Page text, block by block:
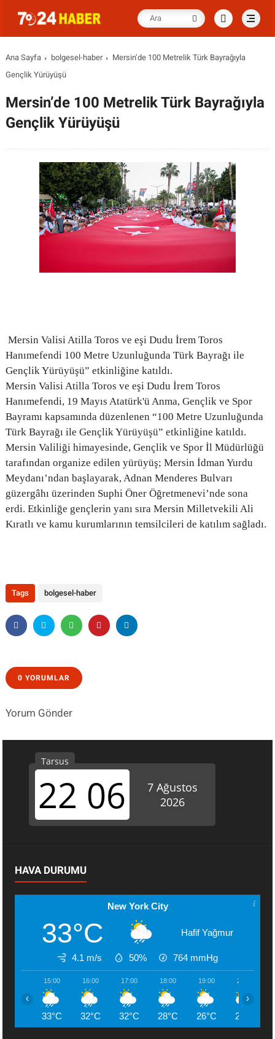
Ana Sayfa bolgesel-haber
Mersin’de 100 Metrelik Türk Bayrağıyla
Gençlik Yürüyüşü
Mersin’de 100 Metrelik Türk Bayrağıyla
Gençlik Yürüyüşü
Mersin Valisi Atilla Toros ve eşi Dudu İrem Toros
Hanımefendi 100 Metre Uzunluğunda Türk Bayrağı ile
Gençlik Yürüyüşü” etkinliğine katıldı.
Mersin Valisi Atilla Toros ve eşi Dudu İrem Toros
Hanımefendi, 19 Mayıs Atatürk'ü Anma, Gençlik ve Spor
Bayramı kapsamında düzenlenen “100 Metre Uzunluğunda
Türk Bayrağı ile Gençlik Yürüyüşü” etkinliğine katıldı.
Mersin Valiliği himayesinde, Gençlik ve Spor İl Müdürlüğü
tarafından organize edilen yürüyüş; Mersin İdman Yurdu
Meydanı’ndan başlayarak, Adnan Menderes Bulvarı
güzergâhı üzerinden Suphi Öner Öğretmenevi’nde sona
erdi. Etkinliğe gençlerin yanı sıra Mersin Milletvekili Ali
Kıratlı ve kamu kurumlarının temsilcileri de katılım sağladı.
Tags bolgesel-haber
0 YORUMLAR
Yorum Gönder
HAVA DURUMU
New York City
33°C Hafif Yağmur
4.1 m/s 50% 764 mmHg
15:00
33°C
16:00
32°C
17:00
32°C
18:00
28°C
19:00
26°C
20:00
26°C
‹ ›